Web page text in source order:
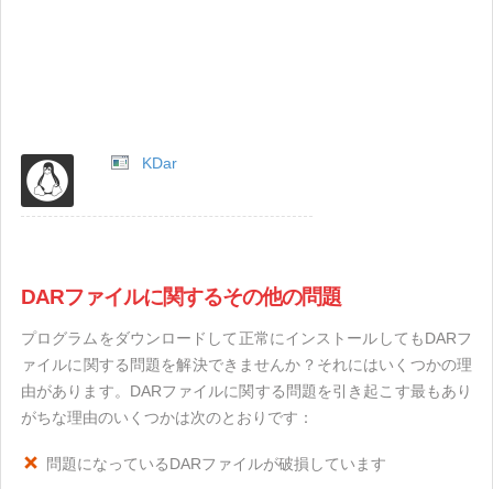
KDar
DARファイルに関するその他の問題
プログラムをダウンロードして正常にインストールしてもDARフ
ァイルに関する問題を解決できませんか？それにはいくつかの理
由があります。DARファイルに関する問題を引き起こす最もあり
がちな理由のいくつかは次のとおりです：
問題になっているDARファイルが破損しています